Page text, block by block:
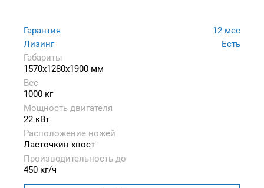
Гарантия
12 мес
Лизинг
Есть
Габариты
1570x1280x1900 мм
Вес
1000 кг
Мощность двигателя
22 кВт
Расположение ножей
Ласточкин хвост
Производительность до
450 кг/ч